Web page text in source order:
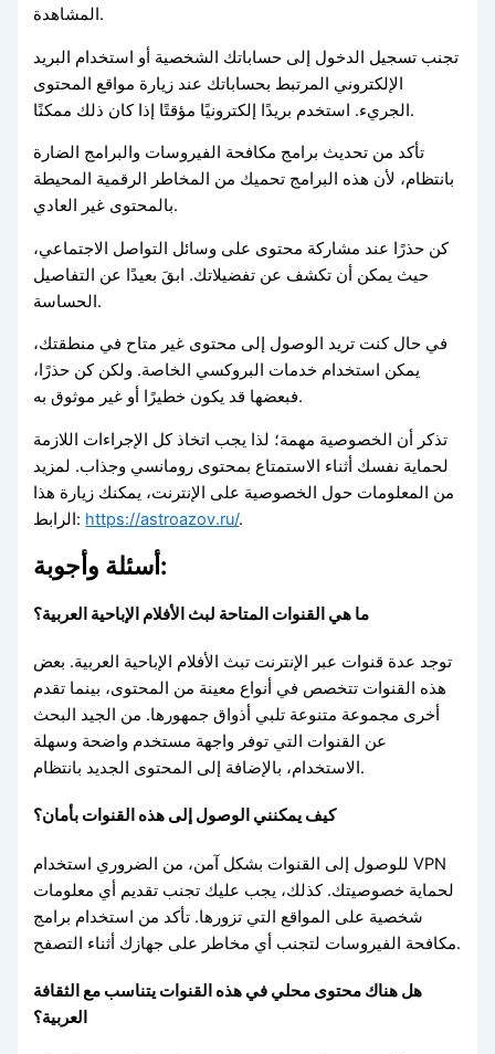
المشاهدة.
تجنب تسجيل الدخول إلى حساباتك الشخصية أو استخدام البريد
الإلكتروني المرتبط بحساباتك عند زيارة مواقع المحتوى
الجريء. استخدم بريدًا إلكترونيًا مؤقتًا إذا كان ذلك ممكنًا.
تأكد من تحديث برامج مكافحة الفيروسات والبرامج الضارة
بانتظام، لأن هذه البرامج تحميك من المخاطر الرقمية المحيطة
بالمحتوى غير العادي.
كن حذرًا عند مشاركة محتوى على وسائل التواصل الاجتماعي،
حيث يمكن أن تكشف عن تفضيلاتك. ابقَ بعيدًا عن التفاصيل
الحساسة.
في حال كنت تريد الوصول إلى محتوى غير متاح في منطقتك،
يمكن استخدام خدمات البروكسي الخاصة. ولكن كن حذرًا،
فبعضها قد يكون خطيرًا أو غير موثوق به.
تذكر أن الخصوصية مهمة؛ لذا يجب اتخاذ كل الإجراءات اللازمة
لحماية نفسك أثناء الاستمتاع بمحتوى رومانسي وجذاب. لمزيد
من المعلومات حول الخصوصية على الإنترنت، يمكنك زيارة هذا
الرابط: https://astroazov.ru/.
أسئلة وأجوبة:
ما هي القنوات المتاحة لبث الأفلام الإباحية العربية؟
توجد عدة قنوات عبر الإنترنت تبث الأفلام الإباحية العربية. بعض
هذه القنوات تتخصص في أنواع معينة من المحتوى، بينما تقدم
أخرى مجموعة متنوعة تلبي أذواق جمهورها. من الجيد البحث
عن القنوات التي توفر واجهة مستخدم واضحة وسهلة
الاستخدام، بالإضافة إلى المحتوى الجديد بانتظام.
كيف يمكنني الوصول إلى هذه القنوات بأمان؟
للوصول إلى القنوات بشكل آمن، من الضروري استخدام VPN
لحماية خصوصيتك. كذلك، يجب عليك تجنب تقديم أي معلومات
شخصية على المواقع التي تزورها. تأكد من استخدام برامج
مكافحة الفيروسات لتجنب أي مخاطر على جهازك أثناء التصفح.
هل هناك محتوى محلي في هذه القنوات يتناسب مع الثقافة
العربية؟